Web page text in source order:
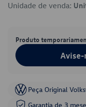
Unidade de venda:
Produto
Avise-
Peça Original
Garantia de 3